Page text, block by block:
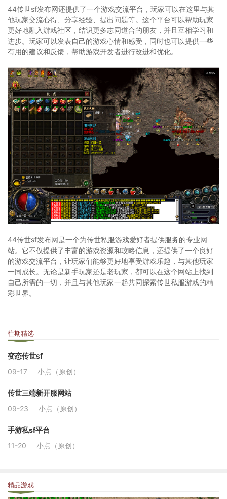
44传世sf发布网还提供了一个游戏交流平台，玩家可以在这里与其
他玩家交流心得、分享经验、提出问题等。这个平台可以帮助玩家
更好地融入游戏社区，结识更多志同道合的朋友，并且互相学习和
进步。玩家可以发表自己的游戏心情和感受，同时也可以提供一些
有用的建议和反馈，帮助游戏开发者进行改进和优化。
44传世sf发布网是一个为传世私服游戏爱好者提供服务的专业网
站。它不仅提供了丰富的游戏资源和攻略信息，还提供了一个良好
的游戏交流平台，让玩家们能够更好地享受游戏乐趣，与其他玩家
一同成长。无论是新手玩家还是老玩家，都可以在这个网站上找到
自己所需的一切，并且与其他玩家一起共同探索传世私服游戏的精
彩世界。
往期精选
变态传世sf
09-17
小点（原创）
传世三端新开服网站
09-23
小点（原创）
手游私sf平台
11-20
小点（原创）
精品游戏